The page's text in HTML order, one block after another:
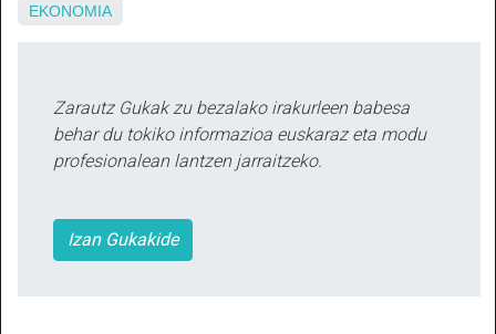
EKONOMIA
Zarautz Gukak zu bezalako irakurleen babesa
behar du tokiko informazioa euskaraz eta modu
profesionalean lantzen jarraitzeko.
Izan Gukakide